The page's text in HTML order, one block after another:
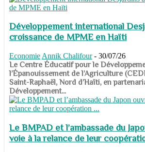
Développement international
croissance de MPME en Haïti
Economie Annik Chalifour - 30/07/26
​​​​​​​Le Centre Éducatif pour le
l’Épanouissement de l’Agriculture
Saint-Raphaël, Nord d’Haïti, en
Développement...
Le BMPAD et l’ambassade du
voie à la relance de leur